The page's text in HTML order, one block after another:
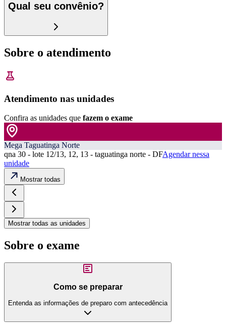
Qual seu convênio?
Sobre o atendimento
Atendimento nas unidades
Confira as unidades que fazem o exame
Mega Taguatinga Norte
qna 30 - lote 12/13, 12, 13 - taguatinga norte - DFAgendar nessa
unidade
Mostrar todas
Mostrar todas as unidades
Sobre o exame
Como se preparar
Entenda as informações de preparo com antecedência